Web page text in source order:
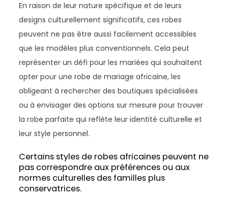
En raison de leur nature spécifique et de leurs
designs culturellement significatifs, ces robes
peuvent ne pas être aussi facilement accessibles
que les modèles plus conventionnels. Cela peut
représenter un défi pour les mariées qui souhaitent
opter pour une robe de mariage africaine, les
obligeant à rechercher des boutiques spécialisées
ou à envisager des options sur mesure pour trouver
la robe parfaite qui reflète leur identité culturelle et
leur style personnel.
Certains styles de robes africaines peuvent ne
pas correspondre aux préférences ou aux
normes culturelles des familles plus
conservatrices.